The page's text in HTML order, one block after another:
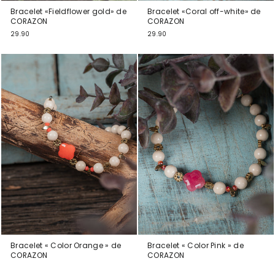
Bracelet «Fieldflower gold» de
CORAZON
29.90
Bracelet «Coral off-white» de
CORAZON
29.90
Bracelet « Color Orange » de
CORAZON
Bracelet « Color Pink » de
CORAZON